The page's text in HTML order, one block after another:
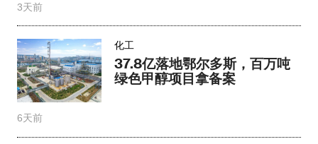
3天前
化工
37.8亿落地鄂尔多斯，百万吨
绿色甲醇项目拿备案
6天前